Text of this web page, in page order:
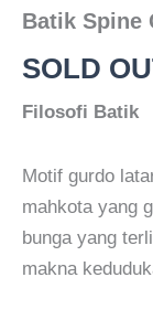
Batik Spine
SOLD
Filosofi Batik
Motif gurdo
mahkota yang
bunga yang
makna
Kembang